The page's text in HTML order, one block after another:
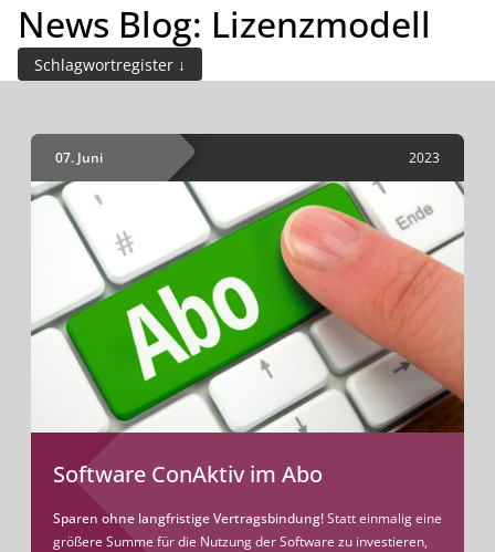
INHALTE Demo buchen
News Blog: Lizenzmodell
Schlagwortregister
07. Juni 2023
Software ConAktiv im Abo
Sparen ohne langfristige Vertragsbindung!Statt einmalig eine
größere Summe für die Nutzung der Software zu investieren,